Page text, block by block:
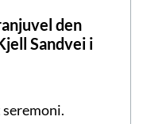
den
Sandvei i